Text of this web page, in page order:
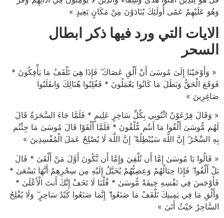
وَهُوَ عَلَيْهِمْ عَمًى أُولَئِكَ يُنَادَوْنَ مِنْ مَكَانٍ بَعِيدٍ »
الايات التي ورد فيها ذكر ابطال
السحر
« وَأَوْحَيْنَا إِلَىٰ مُوسَىٰ أَنْ أَلْقِ عَصَاكَ ۖ فَإِذَا هِيَ تَلْقَفُ مَا يَأْفِكُونَ *
فَوَقَعَ الْحَقُّ وَبَطَلَ مَا كَانُوا يَعْمَلُونَ * فَغُلِبُوا هُنَالِكَ وَانقَلَبُوا
صَاغِرِينَ »
« وَقَالَ فِرْعَوْنُ ائْتُونِي بِكُلِّ سَاحِرٍ عَلِيمٍ * فَلَمَّا جَاءَ السَّحَرَةُ قَالَ
لَهُم مُّوسَىٰ أَلْقُوا مَا أَنتُم مُّلْقُونَ * فَلَمَّا أَلْقَوْا قَالَ مُوسَىٰ مَا جِئْتُم
بِهِ السِّحْرُ ۖ إِنَّ اللَّهَ سَيُبْطِلُهُ ۖ إِنَّ اللَّهَ لَا يُصْلِحُ عَمَلَ الْمُفْسِدِينَ »
« قَالُوا يَا مُوسَىٰ إِمَّا أَن تُلْقِيَ وَإِمَّا أَن نَّكُونَ أَوَّلَ مَنْ أَلْقَىٰ * قَالَ
بَلْ أَلْقُوا ۖ فَإِذَا حِبَالُهُمْ وَعِصِيُّهُمْ يُخَيَّلُ إِلَيْهِ مِن سِحْرِهِمْ أَنَّهَا تَسْعَىٰ *
فَأَوْجَسَ فِي نَفْسِهِ خِيفَةً مُّوسَىٰ * قُلْنَا لَا تَخَفْ إِنَّكَ أَنتَ الْأَعْلَىٰ *
وَأَلْقِ مَا فِي يَمِينِكَ تَلْقَفْ مَا صَنَعُوا ۖ إِنَّمَا صَنَعُوا كَيْدُ سَاحِرٍ ۖ وَلَا يُفْلِحُ
السَّاحِرُ حَيْثُ أَتَىٰ »